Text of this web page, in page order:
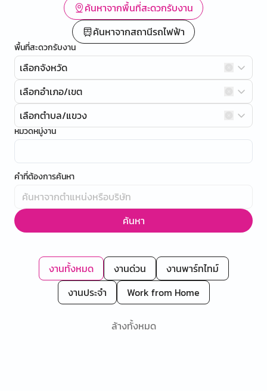
ค้นหาจากพื้นที่สะดวกรับงาน
ค้นหาจากสถานีรถไฟฟ้า
พื้นที่สะดวกรับงาน
เลือกจังหวัด
เลือกอำเภอ/เขต
เลือกตำบล/แขวง
หมวดหมู่งาน
คำที่ต้องการค้นหา
ค้นหา
งานทั้งหมด งานด่วน
งานพาร์ทไทม์
งานประจำ
Work from Home
ล้างทั้งหมด